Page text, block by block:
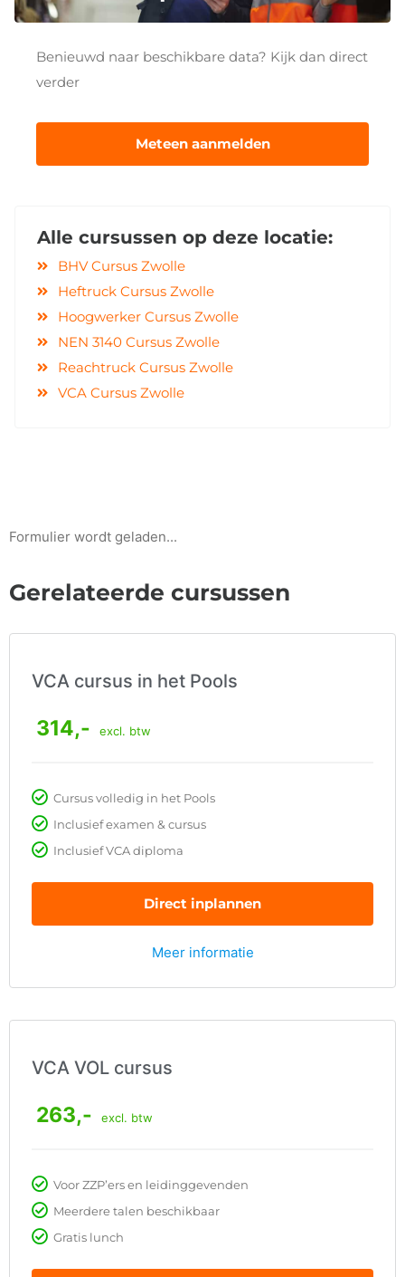
Benieuwd naar beschikbare data? Kijk dan direct
verder
Meteen aanmelden
Alle cursussen op deze locatie:
BHV Cursus Zwolle
Heftruck Cursus Zwolle
Hoogwerker Cursus Zwolle
NEN 3140 Cursus Zwolle
Reachtruck Cursus Zwolle
VCA Cursus Zwolle
Formulier wordt geladen...
Gerelateerde cursussen
VCA cursus in het Pools
314,- excl. btw
Cursus volledig in het Pools
Inclusief examen & cursus
Inclusief VCA diploma
Direct inplannen
Meer informatie
VCA VOL cursus
263,- excl. btw
Voor ZZP’ers en leidinggevenden
Meerdere talen beschikbaar
Gratis lunch